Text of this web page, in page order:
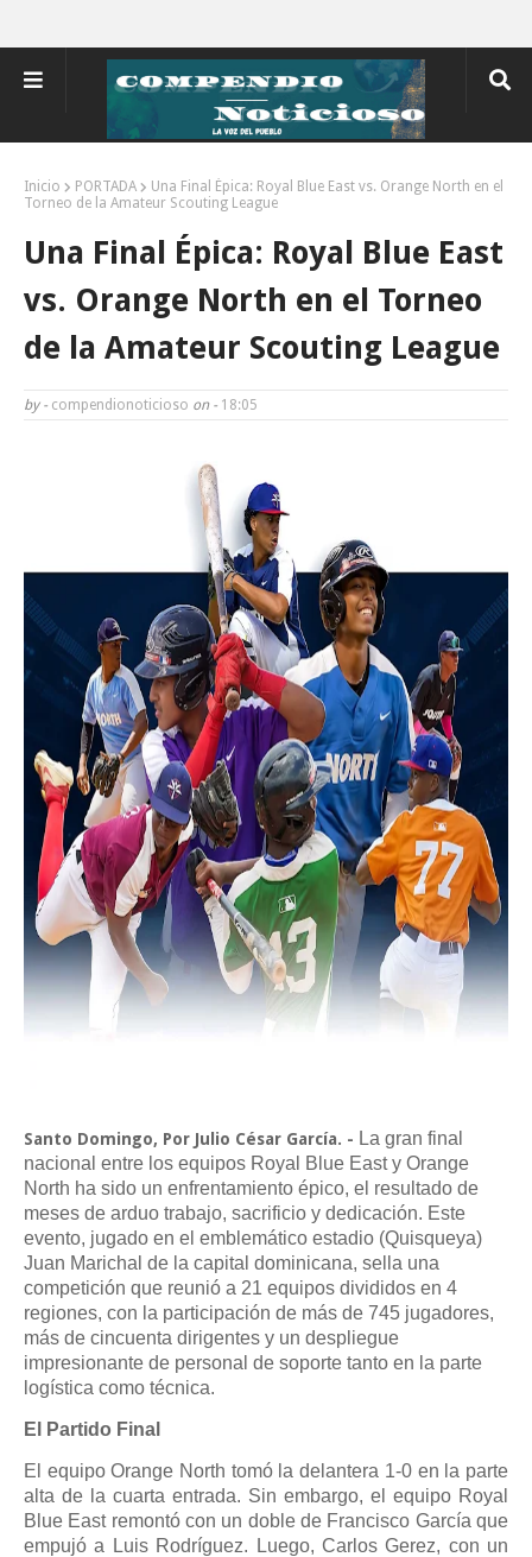
Inicio PORTADA
Una Final Épica: Royal Blue East vs. Orange North en el
Torneo de la Amateur Scouting League
Una Final Épica: Royal Blue East
vs. Orange North en el Torneo
de la Amateur Scouting League
by - compendionoticioso on - 18:05
Santo Domingo, Por Julio César García. - La gran final
nacional entre los equipos Royal Blue East y Orange
North ha sido un enfrentamiento épico, el resultado de
meses de arduo trabajo, sacrificio y dedicación. Este
evento, jugado en el emblemático estadio (Quisqueya)
Juan Marichal de la capital dominicana, sella una
competición que reunió a 21 equipos divididos en 4
regiones, con la participación de más de 745 jugadores,
más de cincuenta dirigentes y un despliegue
impresionante de personal de soporte tanto en la parte
logística como técnica.
El Partido Final
El equipo Orange North tomó la delantera 1-0 en la parte
alta de la cuarta entrada. Sin embargo, el equipo Royal
Blue East remontó con un doble de Francisco García que
empujó a Luis Rodríguez. Luego, Carlos Gerez, con un